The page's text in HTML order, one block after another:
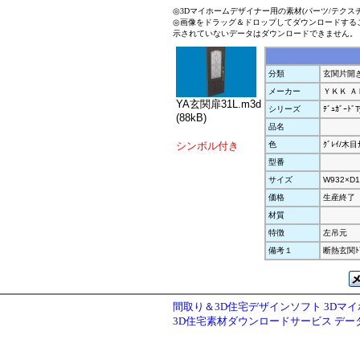
◎3Dマイホームデザイナー用の素材(パーツ/テクス
◎画像をドラッグ＆ドロップしてダウンロードす
示されていないデータはダウンロードできません。
YA玄関扉31L.m3d
(88kB)
シンボル付き
分類
玄関片開
メーカー
ＹＫＫ Ａ
シリーズ
ﾃﾞｭｶﾞｰﾄﾞ
品名
色
ｸﾞﾚｲ/木目
型番
サイズ
価格
生産終了
材質
特徴
左吊元
備考１
断熱玄関
間取り＆3D住宅デザインソフト 3Dマ
3D住宅素材ダウンロードサービス デー